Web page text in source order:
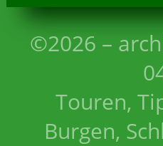
©2026 –
Touren,
Burgen,